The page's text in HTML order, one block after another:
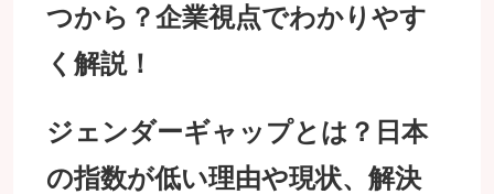
つから？企業視点でわかりやす
く解説！
ジェンダーギャップとは？日本
の指数が低い理由や現状、解決